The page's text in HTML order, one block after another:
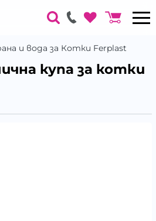
и вода за Котки Ferplast
купа за котки